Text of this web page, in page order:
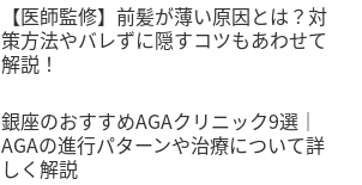
【医師監修】前髪が薄い原因とは？対
策方法やバレずに隠すコツもあわせて
解説！
銀座のおすすめAGAクリニック9選｜
AGAの進行パターンや治療について詳
しく解説